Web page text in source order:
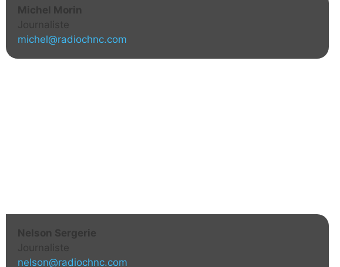
Michel Morin
Journaliste
michel@radiochnc.com
Nelson Sergerie
Journaliste
nelson@radiochnc.com